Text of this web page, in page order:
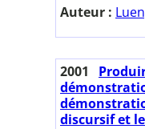
Auteur :
2001
discursif et